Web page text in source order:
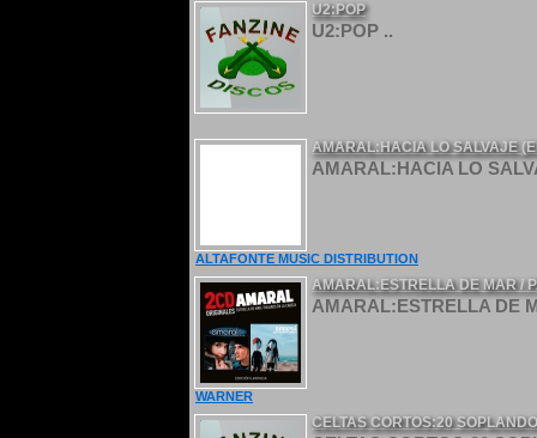
U2:POP
U2:POP ..
AMARAL:HACIA LO SALVAJE
AMARAL:HACIA LO
ALTAFONTE MUSIC DISTRIBUTION
AMARAL:ESTRELLA DE MAR /
AMARAL:ESTRELLA DE
WARNER
CELTAS CORTOS:20